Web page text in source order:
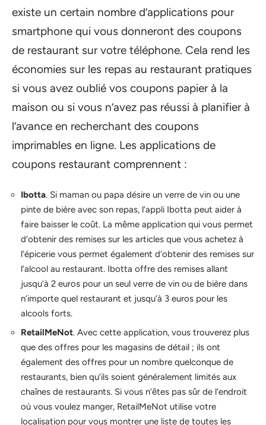
existe un certain nombre d’applications pour
smartphone qui vous donneront des coupons
de restaurant sur votre téléphone. Cela rend les
économies sur les repas au restaurant pratiques
si vous avez oublié vos coupons papier à la
maison ou si vous n’avez pas réussi à planifier à
l’avance en recherchant des coupons
imprimables en ligne. Les applications de
coupons restaurant comprennent :
Ibotta. Si maman ou papa désire un verre de vin ou une
pinte de bière avec son repas, l’appli Ibotta peut aider à
faire baisser le coût. La même application qui vous permet
d’obtenir des remises sur les articles que vous achetez à
l’épicerie vous permet également d’obtenir des remises sur
l’alcool au restaurant. Ibotta offre des remises allant
jusqu’à 2 euros pour un seul verre de vin ou de bière dans
n’importe quel restaurant et jusqu’à 3 euros pour les
alcools forts.
RetailMeNot. Avec cette application, vous trouverez plus
que des offres pour les magasins de détail ; ils ont
également des offres pour un nombre quelconque de
restaurants, bien qu’ils soient généralement limités aux
chaînes de restaurants. Si vous n’êtes pas sûr de l’endroit
où vous voulez manger, RetailMeNot utilise votre
localisation pour vous montrer une liste de toutes les